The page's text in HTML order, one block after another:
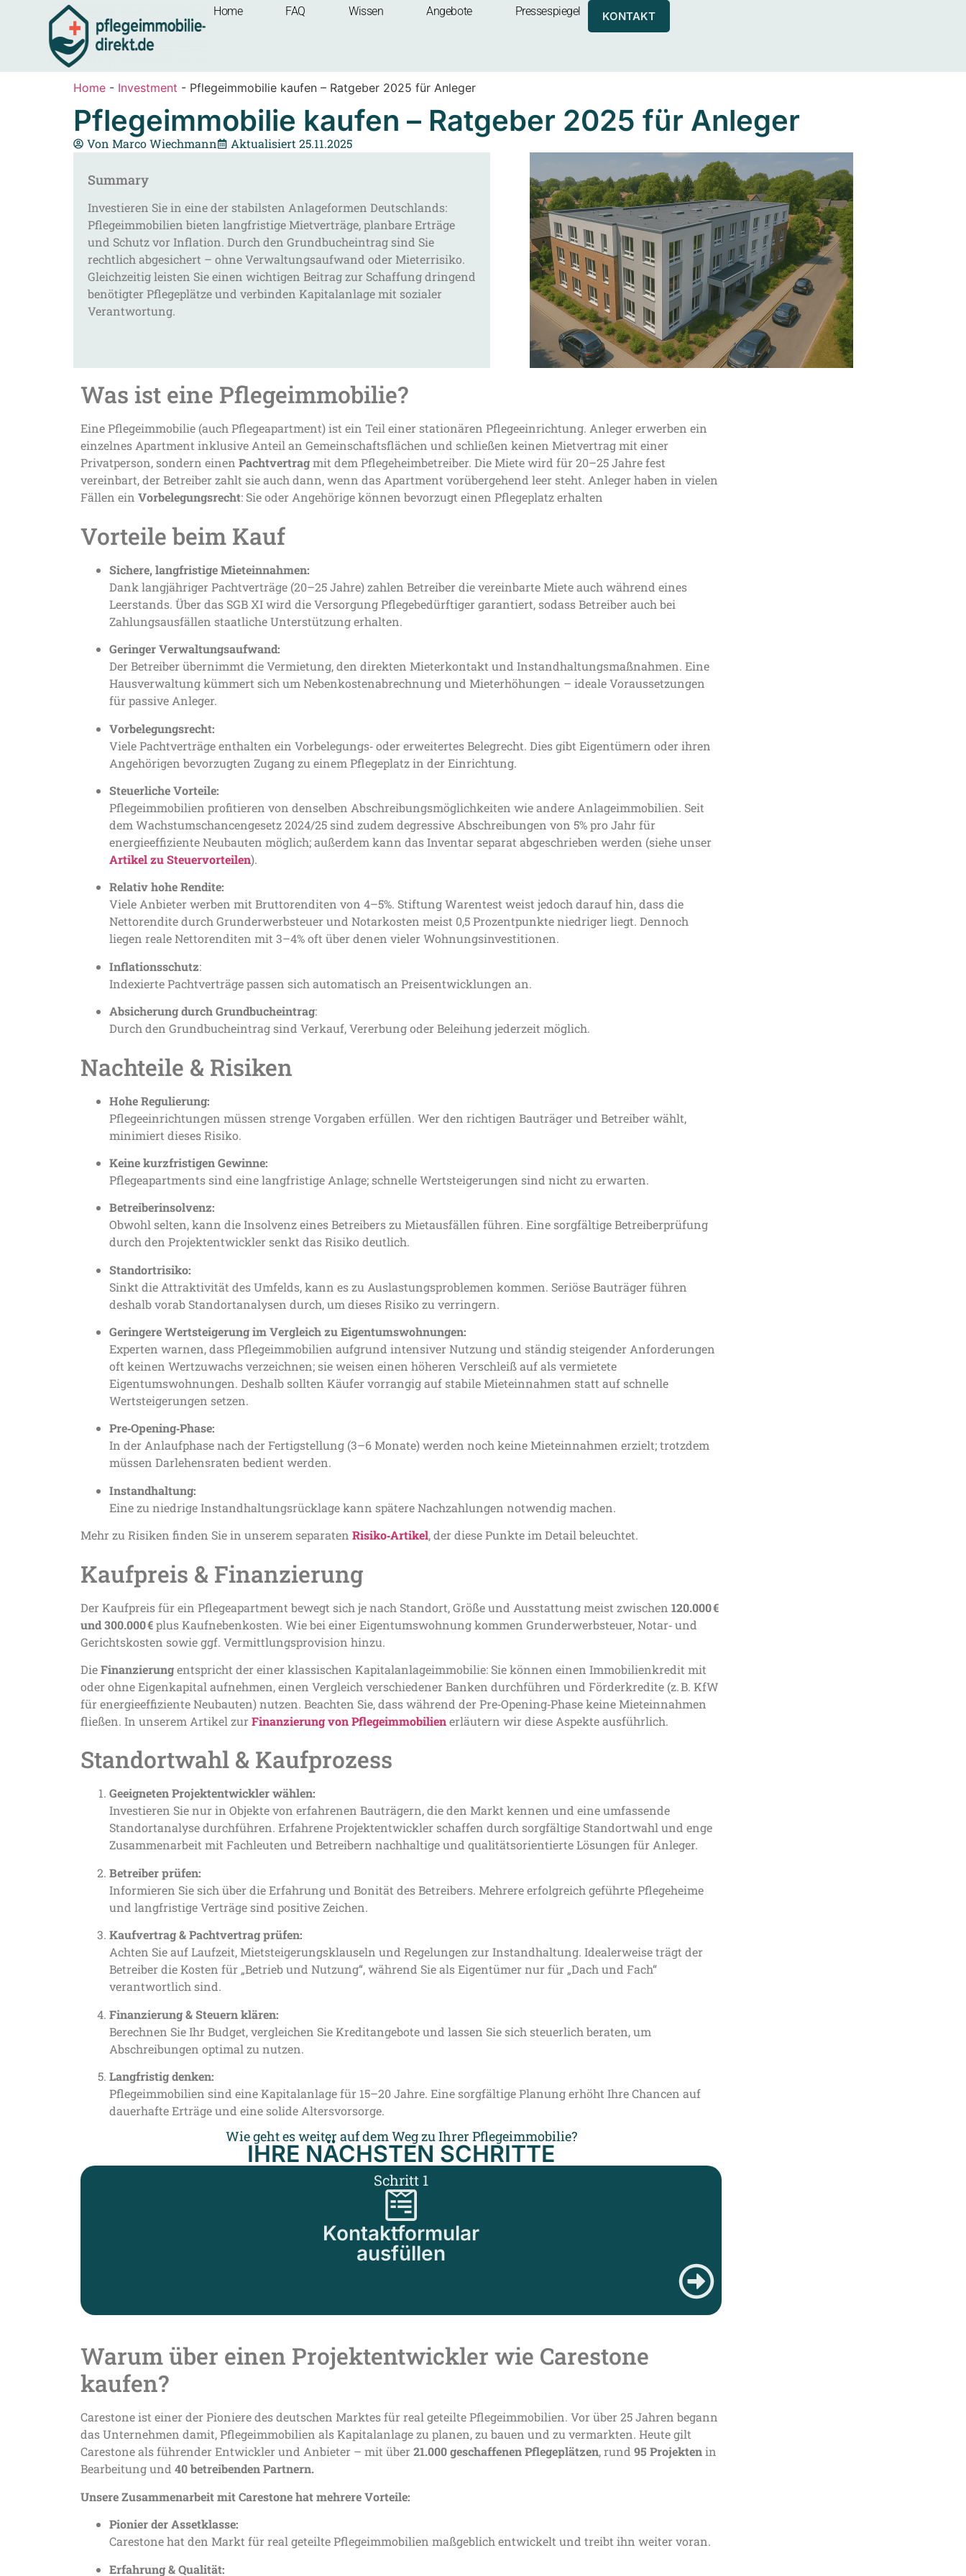
Home FAQ Wissen Angebote Pressespiegel KONTAKT
Home - Investment - Pflegeimmobilie kaufen – Ratgeber 2025 für Anleger
Pflegeimmobilie kaufen – Ratgeber 2025 für Anleger
Von Marco Wiechmann Aktualisiert 25.11.2025
Summary
Investieren Sie in eine der stabilsten Anlageformen Deutschlands:
Pflegeimmobilien bieten langfristige Mietverträge, planbare Erträge
und Schutz vor Inflation. Durch den Grundbucheintrag sind Sie
rechtlich abgesichert – ohne Verwaltungsaufwand oder Mieterrisiko.
Gleichzeitig leisten Sie einen wichtigen Beitrag zur Schaffung dringend
benötigter Pflegeplätze und verbinden Kapitalanlage mit sozialer
Verantwortung.
Was ist eine Pflegeimmobilie?
Eine Pflegeimmobilie (auch Pflegeapartment) ist ein Teil einer stationären Pflegeeinrichtung. Anleger erwerben ein
einzelnes Apartment inklusive Anteil an Gemeinschaftsflächen und schließen keinen Mietvertrag mit einer
Privatperson, sondern einen Pachtvertragmit dem Pflegeheimbetreiber. Die Miete wird für 20–25 Jahre fest
vereinbart, der Betreiber zahlt sie auch dann, wenn das Apartment vorübergehend leer steht. Anleger haben in vielen
Fällen ein Vorbelegungsrecht: Sie oder Angehörige können bevorzugt einen Pflegeplatz erhalten
Vorteile beim Kauf
Sichere, langfristige Mieteinnahmen:
Dank langjähriger Pachtverträge (20–25 Jahre) zahlen Betreiber die vereinbarte Miete auch während eines
Leerstands. Über das SGB XI wird die Versorgung Pflegebedürftiger garantiert, sodass Betreiber auch bei
Zahlungsausfällen staatliche Unterstützung erhalten.
Geringer Verwaltungsaufwand:
Der Betreiber übernimmt die Vermietung, den direkten Mieterkontakt und Instandhaltungsmaßnahmen. Eine
Hausverwaltung kümmert sich um Nebenkostenabrechnung und Mieterhöhungen – ideale Voraussetzungen
für passive Anleger.
Vorbelegungsrecht:
Viele Pachtverträge enthalten ein Vorbelegungs‑ oder erweitertes Belegrecht. Dies gibt Eigentümern oder ihren
Angehörigen bevorzugten Zugang zu einem Pflegeplatz in der Einrichtung.
Steuerliche Vorteile:
Pflegeimmobilien profitieren von denselben Abschreibungsmöglichkeiten wie andere Anlageimmobilien. Seit
dem Wachstumschancengesetz 2024/25 sind zudem degressive Abschreibungen von 5% pro Jahr für
energieeffiziente Neubauten möglich; außerdem kann das Inventar separat abgeschrieben werden (siehe unser
Artikel zu Steuervorteilen).
Relativ hohe Rendite:
Viele Anbieter werben mit Brutto­renditen von 4–5%. Stiftung Warentest weist jedoch darauf hin, dass die
Nettorendite durch Grunderwerbsteuer und Notarkosten meist 0,5 Prozentpunkte niedriger liegt. Dennoch
liegen reale Netto­renditen mit 3–4% oft über denen vieler Wohnungs­investitionen.
Inflationsschutz:
Indexierte Pachtverträge passen sich automatisch an Preisentwicklungen an.
Absicherung durch Grundbucheintrag:
Durch den Grundbucheintrag sind Verkauf, Vererbung oder Beleihung jederzeit möglich.
Nachteile & Risiken
Hohe Regulierung:
Pflegeeinrichtungen müssen strenge Vorgaben erfüllen. Wer den richtigen Bauträger und Betreiber wählt,
minimiert dieses Risiko.
Keine kurzfristigen Gewinne:
Pflegeapartments sind eine langfristige Anlage; schnelle Wertsteigerungen sind nicht zu erwarten.
Betreiberinsolvenz:
Obwohl selten, kann die Insolvenz eines Betreibers zu Mietausfällen führen. Eine sorgfältige Betreiberprüfung
durch den Projektentwickler senkt das Risiko deutlich.
Standortrisiko:
Sinkt die Attraktivität des Umfelds, kann es zu Auslastungsproblemen kommen. Seriöse Bauträger führen
deshalb vorab Standortanalysen durch, um dieses Risiko zu verringern.
Geringere Wertsteigerung im Vergleich zu Eigentumswohnungen:
Experten warnen, dass Pflegeimmobilien aufgrund intensiver Nutzung und ständig steigender Anforderungen
oft keinen Wertzuwachs verzeichnen; sie weisen einen höheren Verschleiß auf als vermietete
Eigentumswohnungen. Deshalb sollten Käufer vorrangig auf stabile Mieteinnahmen statt auf schnelle
Wertsteigerungen setzen.
Pre‑Opening‑Phase:
In der Anlaufphase nach der Fertigstellung (3–6 Monate) werden noch keine Mieteinnahmen erzielt; trotzdem
müssen Darlehensraten bedient werden.
Instandhaltung:
Eine zu niedrige Instandhaltungsrücklage kann spätere Nachzahlungen notwendig machen.
Mehr zu Risiken finden Sie in unserem separaten Risiko‑Artikel, der diese Punkte im Detail beleuchtet.
Kaufpreis & Finanzierung
Der Kaufpreis für ein Pflegeapartment bewegt sich je nach Standort, Größe und Ausstattung meist zwischen 120.000 €
und 300.000 €plus Kaufnebenkosten. Wie bei einer Eigentumswohnung kommen Grunderwerbsteuer, Notar‑ und
Gerichtskosten sowie ggf. Vermittlungsprovision hinzu.
DieFinanzierungentspricht der einer klassischen Kapitalanlageimmobilie: Sie können einen Immobilienkredit mit
oder ohne Eigenkapital aufnehmen, einen Vergleich verschiedener Banken durchführen und Förderkredite (z. B. KfW
für energieeffiziente Neubauten) nutzen. Beachten Sie, dass während der Pre‑Opening‑Phase keine Mieteinnahmen
fließen. In unserem Artikel zur Finanzierung von Pflegeimmobilienerläutern wir diese Aspekte ausführlich.
Standortwahl & Kaufprozess
Geeigneten Projektentwickler wählen:
Investieren Sie nur in Objekte von erfahrenen Bauträgern, die den Markt kennen und eine umfassende
Standortanalyse durchführen. Erfahrene Projektentwickler schaffen durch sorgfältige Standortwahl und enge
Zusammenarbeit mit Fachleuten und Betreibern nachhaltige und qualitätsorientierte Lösungen für Anleger.
Betreiber prüfen:
Informieren Sie sich über die Erfahrung und Bonität des Betreibers. Mehrere erfolgreich geführte Pflegeheime
und langfristige Verträge sind positive Zeichen.
Kaufvertrag & Pachtvertrag prüfen:
Achten Sie auf Laufzeit, Mietsteigerungsklauseln und Regelungen zur Instandhaltung. Idealerweise trägt der
Betreiber die Kosten für „Betrieb und Nutzung“, während Sie als Eigentümer nur für „Dach und Fach“
verantwortlich sind.
Finanzierung & Steuern klären:
Berechnen Sie Ihr Budget, vergleichen Sie Kreditangebote und lassen Sie sich steuerlich beraten, um
Abschreibungen optimal zu nutzen.
Langfristig denken:
Pflegeimmobilien sind eine Kapitalanlage für 15–20 Jahre. Eine sorgfältige Planung erhöht Ihre Chancen auf
dauerhafte Erträge und eine solide Altersvorsorge.
Wie geht es weiter auf dem Weg zu Ihrer Pflegeimmobilie?
IHRE NÄCHSTEN SCHRITTE
Schritt 1
Kontaktformular
ausfüllen
Warum über einen Projektentwickler wie Carestone
kaufen?
Carestone ist einer der Pioniere des deutschen Marktes für real geteilte Pflegeimmobilien. Vor über 25 Jahren begann
das Unternehmen damit, Pflegeimmobilien als Kapitalanlage zu planen, zu bauen und zu vermarkten. Heute gilt
Carestone als führender Entwickler und Anbieter – mit über 21.000 geschaffenen Pflegeplätzen, rund 95 Projektenin
Bearbeitung und 40 betreibenden Partnern.
Unsere Zusammenarbeit mit Carestone hat mehrere Vorteile:
Pionier der Assetklasse:
Carestone hat den Markt für real geteilte Pflegeimmobilien maßgeblich entwickelt und treibt ihn weiter voran.
Erfahrung & Qualität: